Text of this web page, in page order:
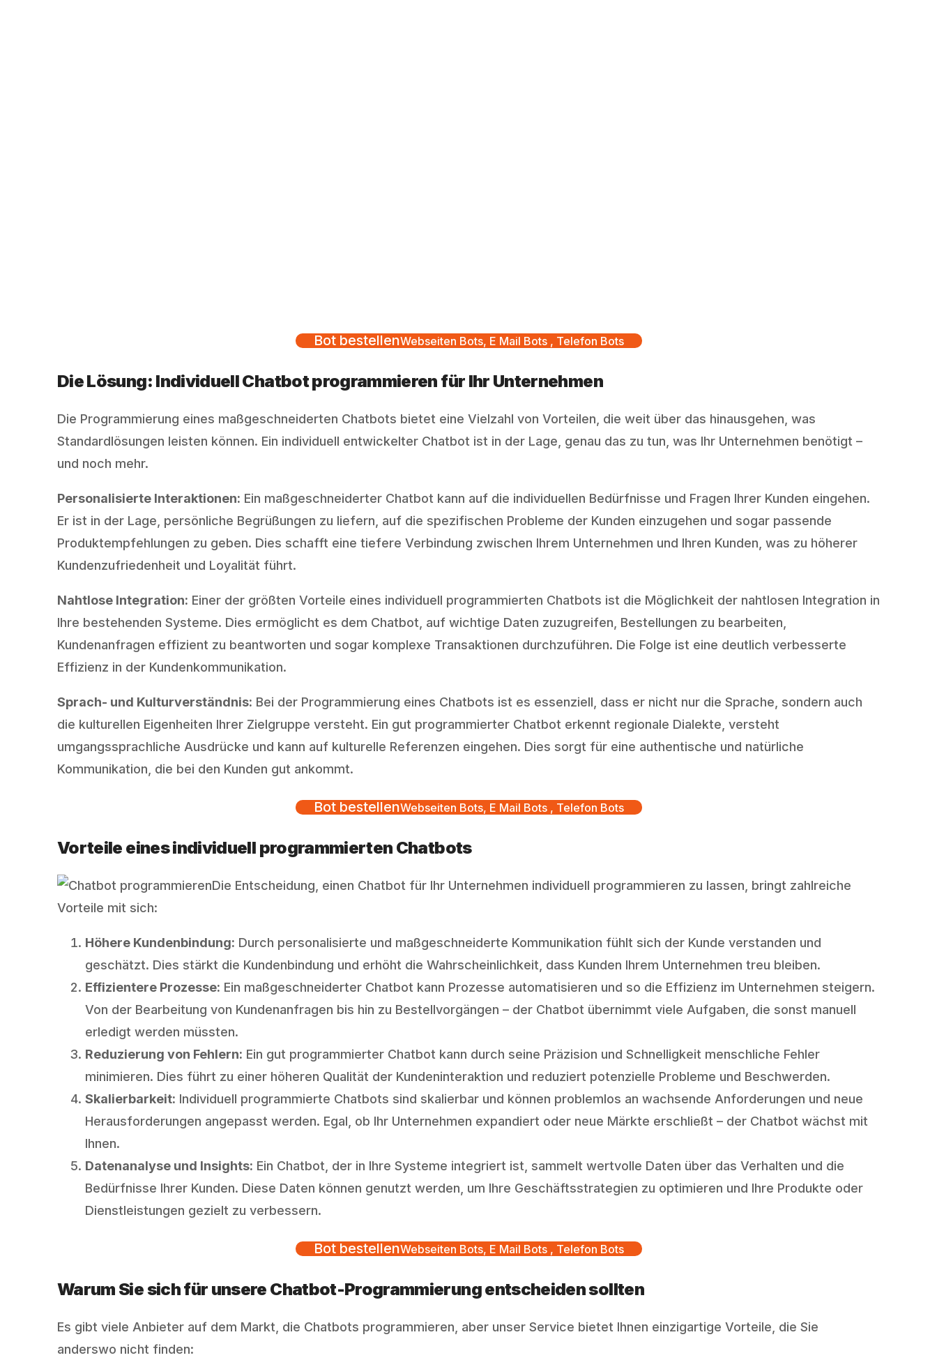
Bot bestellenWebseiten Bots, E Mail Bots , Telefon Bots
Die Lösung: Individuell Chatbot programmieren für Ihr Unternehmen
Die Programmierung eines maßgeschneiderten Chatbots bietet eine Vielzahl von Vorteilen, die weit über das hinausgehen, was
Standardlösungen leisten können. Ein individuell entwickelter Chatbot ist in der Lage, genau das zu tun, was Ihr Unternehmen benötigt –
und noch mehr.
Personalisierte Interaktionen: Ein maßgeschneiderter Chatbot kann auf die individuellen Bedürfnisse und Fragen Ihrer Kunden eingehen.
Er ist in der Lage, persönliche Begrüßungen zu liefern, auf die spezifischen Probleme der Kunden einzugehen und sogar passende
Produktempfehlungen zu geben. Dies schafft eine tiefere Verbindung zwischen Ihrem Unternehmen und Ihren Kunden, was zu höherer
Kundenzufriedenheit und Loyalität führt.
Nahtlose Integration: Einer der größten Vorteile eines individuell programmierten Chatbots ist die Möglichkeit der nahtlosen Integration in
Ihre bestehenden Systeme. Dies ermöglicht es dem Chatbot, auf wichtige Daten zuzugreifen, Bestellungen zu bearbeiten,
Kundenanfragen effizient zu beantworten und sogar komplexe Transaktionen durchzuführen. Die Folge ist eine deutlich verbesserte
Effizienz in der Kundenkommunikation.
Sprach- und Kulturverständnis: Bei der Programmierung eines Chatbots ist es essenziell, dass er nicht nur die Sprache, sondern auch
die kulturellen Eigenheiten Ihrer Zielgruppe versteht. Ein gut programmierter Chatbot erkennt regionale Dialekte, versteht
umgangssprachliche Ausdrücke und kann auf kulturelle Referenzen eingehen. Dies sorgt für eine authentische und natürliche
Kommunikation, die bei den Kunden gut ankommt.
Bot bestellenWebseiten Bots, E Mail Bots , Telefon Bots
Vorteile eines individuell programmierten Chatbots
Die Entscheidung, einen Chatbot für Ihr Unternehmen individuell programmieren zu lassen, bringt zahlreiche
Vorteile mit sich:
Höhere Kundenbindung: Durch personalisierte und maßgeschneiderte Kommunikation fühlt sich der Kunde verstanden und
geschätzt. Dies stärkt die Kundenbindung und erhöht die Wahrscheinlichkeit, dass Kunden Ihrem Unternehmen treu bleiben.
Effizientere Prozesse: Ein maßgeschneiderter Chatbot kann Prozesse automatisieren und so die Effizienz im Unternehmen steigern.
Von der Bearbeitung von Kundenanfragen bis hin zu Bestellvorgängen – der Chatbot übernimmt viele Aufgaben, die sonst manuell
erledigt werden müssten.
Reduzierung von Fehlern: Ein gut programmierter Chatbot kann durch seine Präzision und Schnelligkeit menschliche Fehler
minimieren. Dies führt zu einer höheren Qualität der Kundeninteraktion und reduziert potenzielle Probleme und Beschwerden.
Skalierbarkeit: Individuell programmierte Chatbots sind skalierbar und können problemlos an wachsende Anforderungen und neue
Herausforderungen angepasst werden. Egal, ob Ihr Unternehmen expandiert oder neue Märkte erschließt – der Chatbot wächst mit
Ihnen.
Datenanalyse und Insights: Ein Chatbot, der in Ihre Systeme integriert ist, sammelt wertvolle Daten über das Verhalten und die
Bedürfnisse Ihrer Kunden. Diese Daten können genutzt werden, um Ihre Geschäftsstrategien zu optimieren und Ihre Produkte oder
Dienstleistungen gezielt zu verbessern.
Bot bestellenWebseiten Bots, E Mail Bots , Telefon Bots
Warum Sie sich für unsere Chatbot-Programmierung entscheiden sollten
Es gibt viele Anbieter auf dem Markt, die Chatbots programmieren, aber unser Service bietet Ihnen einzigartige Vorteile, die Sie
anderswo nicht finden: